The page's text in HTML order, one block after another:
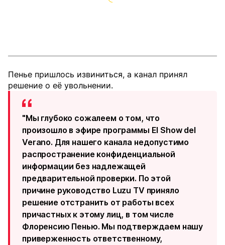
Пенье пришлось извиниться, а канал принял
решение о её увольнении.
"Мы глубоко сожалеем о том, что
произошло в эфире программы El Show del
Verano. Для нашего канала недопустимо
распространение конфиденциальной
информации без надлежащей
предварительной проверки. По этой
причине руководство Luzu TV приняло
решение отстранить от работы всех
причастных к этому лиц, в том числе
Флоренсию Пенью. Мы подтверждаем нашу
приверженность ответственному,